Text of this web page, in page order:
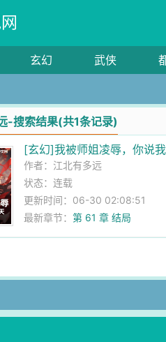
玄幻 武侠
-搜索结果(共1条记录)
[玄幻]我被师姐凌辱，你说我
作者： 江北有多远
状态：连载
更新时间：06-30 02:08:51
最新章节：第 61 章 结局